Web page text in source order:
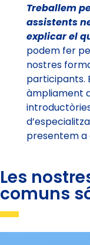
Treballem
assistents
explicar el
podem fer
nostres
participants.
àmpliament
presentem a
Les
comuns